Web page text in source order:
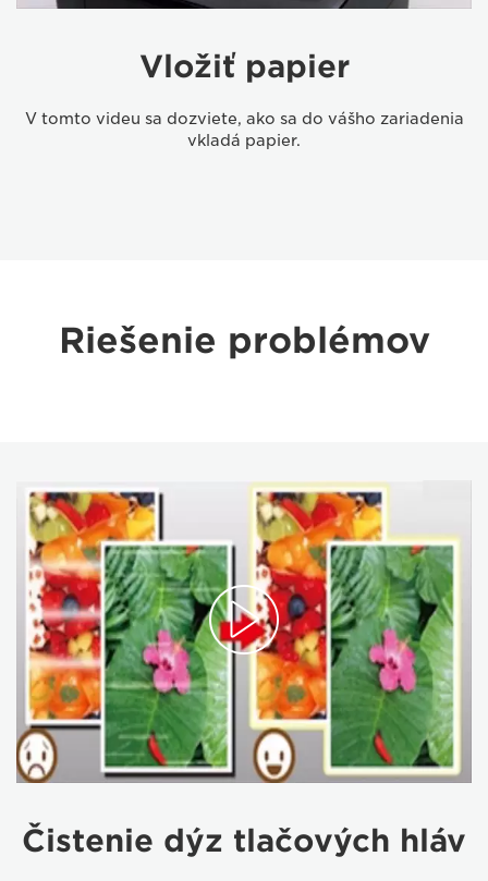
Vložiť papier
V tomto videu sa dozviete, ako sa do vášho zariadenia
vkladá papier.
Riešenie problémov
Čistenie dýz tlačových hláv